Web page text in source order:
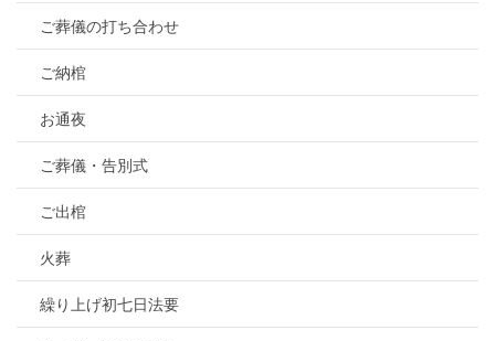
ご葬儀の打ち合わせ
ご納棺
お通夜
ご葬儀・告別式
ご出棺
火葬
繰り上げ初七日法要